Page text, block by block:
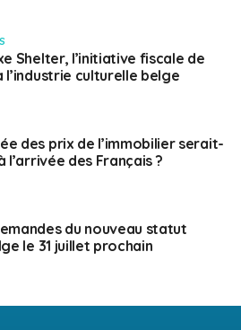
Shelter, l’initiative fiscale de
l’industrie culturelle belge
des prix de l’immobilier serait-
l’arrivée des Français ?
du nouveau statut
le 31 juillet prochain